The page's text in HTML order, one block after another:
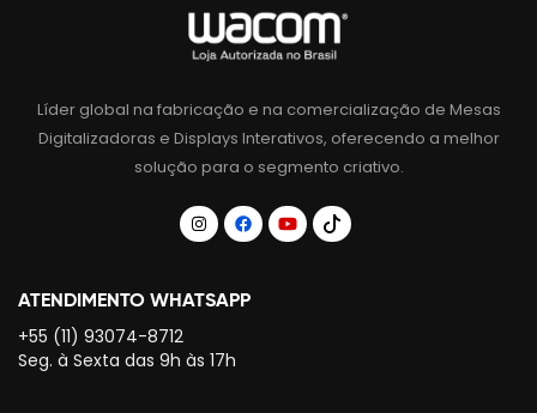
Líder global na fabricação e na comercialização de Mesas
Digitalizadoras e Displays Interativos, oferecendo a melhor
solução para o segmento criativo.
ATENDIMENTO WHATSAPP
+55 (11) 93074-8712
Seg. à Sexta das 9h às 17h